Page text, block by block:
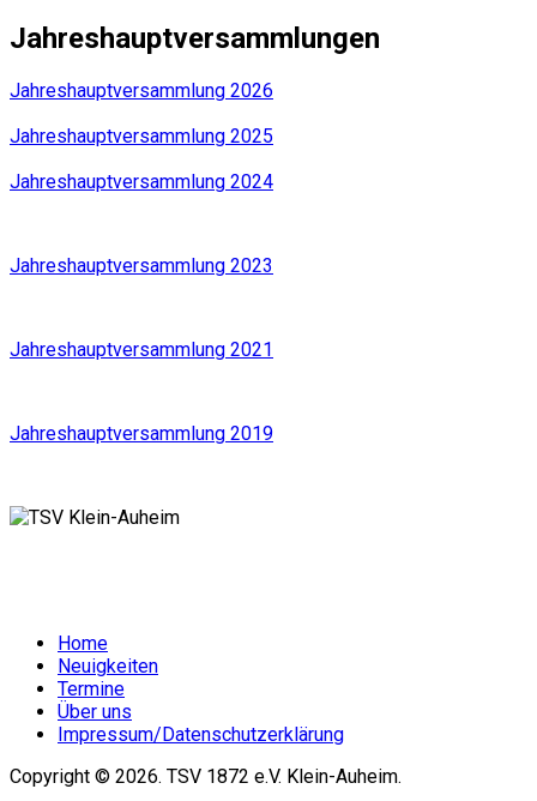
Jahreshauptversammlungen
Jahreshauptversammlung 2026
Jahreshauptversammlung 2025
Jahreshauptversammlung 2024
Jahreshauptversammlung 2023
Jahreshauptversammlung 2021
Jahreshauptversammlung 2019
Home
Neuigkeiten
Termine
Über uns
Impressum/Datenschutzerklärung
Copyright © 2026. TSV 1872 e.V. Klein-Auheim.